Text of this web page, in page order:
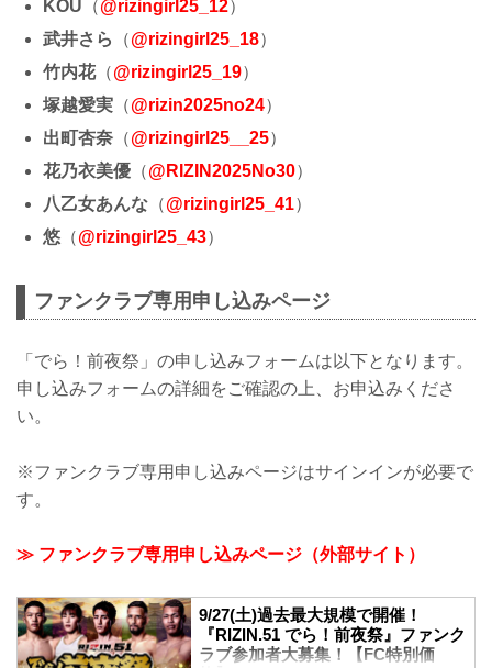
KOU （@rizingirl25_12）
武井さら
（@rizingirl25_18）
竹内花（@rizingirl25_19）
塚越愛実 （@rizin2025no24）
出町杏奈 （@rizingirl25__25）
花乃衣美優 （@RIZIN2025No30）
八乙女あんな （@rizingirl25_41）
悠 （@rizingirl25_43）
ファンクラブ専用申し込みページ
「でら！前夜祭」の申し込みフォームは以下となります。
申し込みフォームの詳細をご確認の上、お申込みくださ
い。
※ファンクラブ専用申し込みページはサインインが必要で
す。
≫ ファンクラブ専用申し込みページ（外部サイト）
9/27(土)過去最大規模で開催！
『RIZIN.51 でら！前夜祭』ファンク
ラブ参加者大募集！【FC特別価